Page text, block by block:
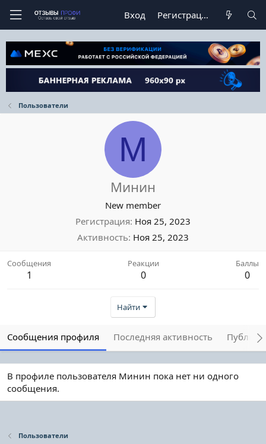
Вход Регистрация
Пользователи
М
Минин
New member
Регистрация Ноя 25, 2023
Активность Ноя 25, 2023
Сообщения
1
Реакции
0
Баллы
0
Найти
Сообщения профиля Последняя активность
В профиле пользователя Минин пока нет ни одного
сообщения.
Пользователи